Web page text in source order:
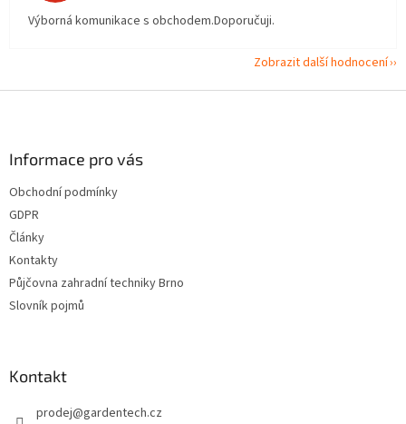
Výborná komunikace s obchodem.Doporučuji.
Zobrazit další hodnocení
Informace pro vás
Obchodní podmínky
GDPR
Články
Kontakty
Půjčovna zahradní techniky Brno
Slovník pojmů
Kontakt
prodej@gardentech.cz